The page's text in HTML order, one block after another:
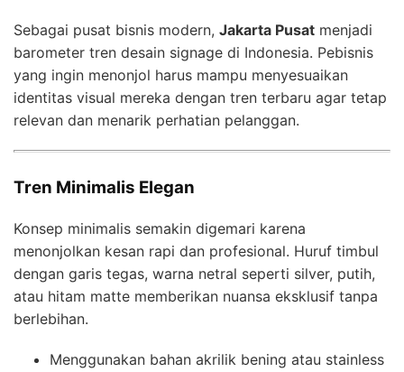
Sebagai pusat bisnis modern, Jakarta Pusat menjadi
barometer tren desain signage di Indonesia. Pebisnis
yang ingin menonjol harus mampu menyesuaikan
identitas visual mereka dengan tren terbaru agar tetap
relevan dan menarik perhatian pelanggan.
Tren Minimalis Elegan
Konsep minimalis semakin digemari karena
menonjolkan kesan rapi dan profesional. Huruf timbul
dengan garis tegas, warna netral seperti silver, putih,
atau hitam matte memberikan nuansa eksklusif tanpa
berlebihan.
Menggunakan bahan akrilik bening atau stainless